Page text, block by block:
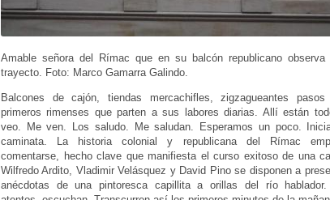
Amable señora del Rímac que en su balcón republicano observa
trayecto. Foto: Marco Gamarra Galindo.
Balcones de cajón, tiendas mercachifles, zigzagueantes
primeros rimenses que parten a sus labores diarias. Allí están
veo. Me ven. Los saludo. Me saludan. Esperamos un poco.
caminata. La historia colonial y republicana del Rímac
comentarse, hecho clave que manifiesta el curso exitoso de una
Wilfredo Ardito, Vladimir Velásquez y David Pino se disponen a
anécdotas de una pintoresca capillita a orillas del río hablador.